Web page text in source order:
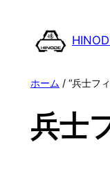
ホーム / “兵士フ
兵士